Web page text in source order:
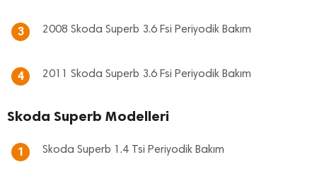
3 2008 Skoda Superb 3.6 Fsi Periyodik Bakım
4 2011 Skoda Superb 3.6 Fsi Periyodik Bakım
Skoda Superb Modelleri
1 Skoda Superb 1.4 Tsi Periyodik Bakım